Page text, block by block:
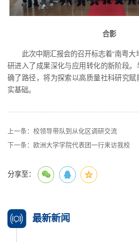
合影
此次中期汇报会的召开标志着“南粤大
研进入了成果深化与应用转化的新阶段。
确了路径，将为探索以高质量社科研究
实基础。
上一条： 校领导带队到从化区调研交流
下一条：
欧洲大学学院代表团一行来访我校
分享至：
最新新闻